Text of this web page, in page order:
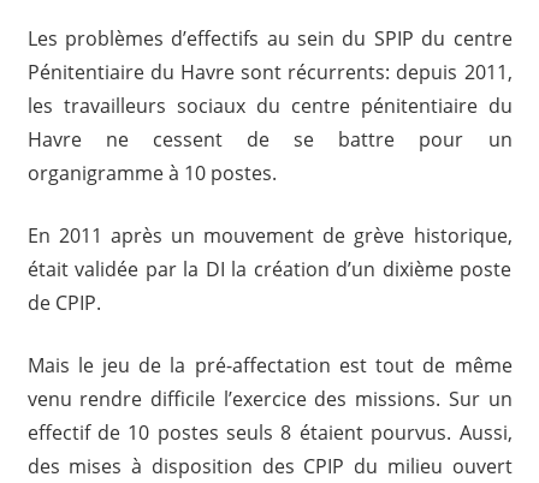
Les problèmes d’effectifs au sein du SPIP du centre
Pénitentiaire du Havre sont récurrents: depuis 2011,
les travailleurs sociaux du centre pénitentiaire du
Havre ne cessent de se battre pour un
organigramme à 10 postes.
En 2011 après un mouvement de grève historique,
était validée par la DI la création d’un dixième poste
de CPIP.
Mais le jeu de la pré-affectation est tout de même
venu rendre difficile l’exercice des missions. Sur un
effectif de 10 postes seuls 8 étaient pourvus. Aussi,
des mises à disposition des CPIP du milieu ouvert